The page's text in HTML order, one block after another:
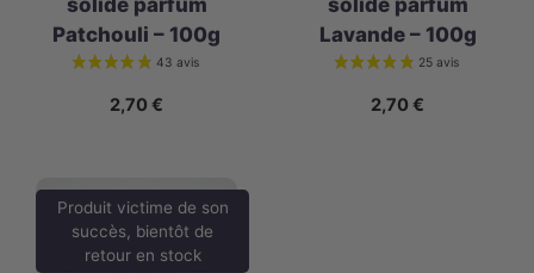
solide parfum
Patchouli – 100g
2,70 €
solide parfum
Lavande – 100g
2,70 €
Produit victime de son
succès, bientôt de
retour en stock